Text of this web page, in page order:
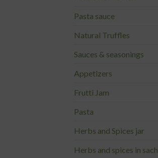
Pasta sauce
Natural Truffles
Sauces & seasonings
Appetizers
Fruttì Jam
Pasta
Herbs and Spices jar
Herbs and spices in